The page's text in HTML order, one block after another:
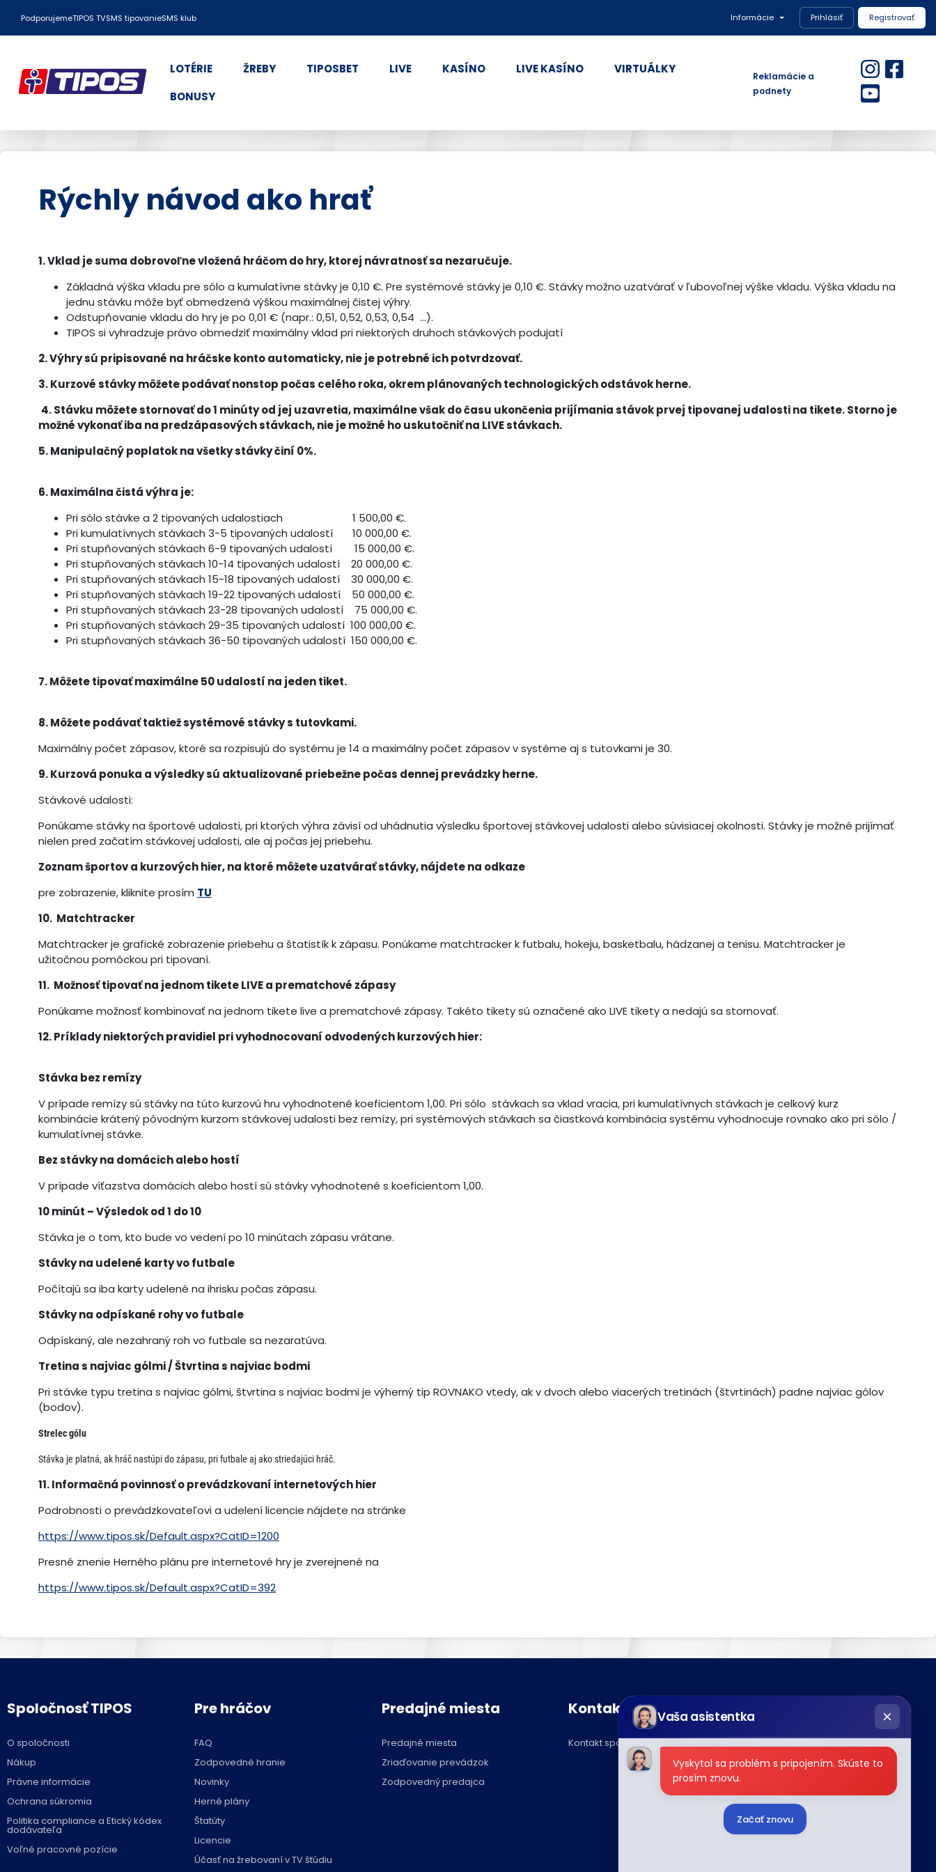
PodporujemeTIPOS TVSMS tipovanieSMS klub Informácie Prihlásiť Registrovať
LOTÉRIE ŽREBY TIPOSBET LIVE KASÍNO LIVE KASÍNO
VIRTUÁLKY
BONUSY
Reklamácie a
podnety
Rýchly návod ako hrať
1. Vklad je suma dobrovoľne vložená hráčom do hry, ktorej návratnosť sa nezaručuje.
Základná výška vkladu pre sólo a kumulatívne stávky je 0,10 €. Pre systémové stávky je 0,10 €. Stávky možno uzatvárať v ľubovoľnej výške vkladu. Výška vkladu na
jednu stávku môže byť obmedzená výškou maximálnej čistej výhry.
Odstupňovanie vkladu do hry je po 0,01 € (napr.: 0,51, 0,52, 0,53, 0,54 ...).
TIPOS si vyhradzuje právo obmedziť maximálny vklad pri niektorých druhoch stávkových podujatí
2. Výhry sú pripisované na hráčske konto automaticky, nie je potrebné ich potvrdzovať.
3. Kurzové stávky môžete podávať nonstop počas celého roka, okrem plánovaných technologických odstávok herne.
4. Stávku môžete stornovať do 1 minúty od jej uzavretia, maximálne však do času ukončenia prijímania stávok prvej tipovanej udalosti na tikete. Storno je
možné vykonať iba na predzápasových stávkach, nie je možné ho uskutočniť na LIVE stávkach.
5. Manipulačný poplatok na všetky stávky činí 0%.
6. Maximálna čistá výhra je:
Pri sólo stávke a 2 tipovaných udalostiach 1 500,00 €.
Pri kumulatívnych stávkach 3-5 tipovaných udalostí 10 000,00 €.
Pri stupňovaných stávkach 6-9 tipovaných udalostí 15 000,00 €.
Pri stupňovaných stávkach 10-14 tipovaných udalostí 20 000,00 €.
Pri stupňovaných stávkach 15-18 tipovaných udalostí 30 000,00 €.
Pri stupňovaných stávkach 19-22 tipovaných udalostí 50 000,00 €.
Pri stupňovaných stávkach 23-28 tipovaných udalostí 75 000,00 €.
Pri stupňovaných stávkach 29-35 tipovaných udalostí 100 000,00 €.
Pri stupňovaných stávkach 36-50 tipovaných udalostí 150 000,00 €.
7. Môžete tipovať maximálne 50 udalostí na jeden tiket.
8. Môžete podávať taktiež systémové stávky s tutovkami.
Maximálny počet zápasov, ktoré sa rozpisujú do systému je 14 a maximálny počet zápasov v systéme aj s tutovkami je 30.
9. Kurzová ponuka a výsledky sú aktualizované priebežne počas dennej prevádzky herne.
Stávkové udalosti:
Ponúkame stávky na športové udalosti, pri ktorých výhra závisí od uhádnutia výsledku športovej stávkovej udalosti alebo súvisiacej okolnosti. Stávky je možné prijímať
nielen pred začatím stávkovej udalosti, ale aj počas jej priebehu.
Zoznam športov a kurzových hier, na ktoré môžete uzatvárať stávky, nájdete na odkaze
pre zobrazenie, kliknite prosím TU
10. Matchtracker
Matchtracker je grafické zobrazenie priebehu a štatistík k zápasu. Ponúkame matchtracker k futbalu, hokeju, basketbalu, hádzanej a tenisu. Matchtracker je
užitočnou pomôckou pri tipovaní.
11. Možnosť tipovať na jednom tikete LIVE a prematchové zápasy
Ponúkame možnosť kombinovať na jednom tikete live a prematchové zápasy. Takéto tikety sú označené ako LIVE tikety a nedajú sa stornovať.
12. Príklady niektorých pravidiel pri vyhodnocovaní odvodených kurzových hier:
Stávka bez remízy
V prípade remízy sú stávky na túto kurzovú hru vyhodnotené koeficientom 1,00. Pri sólo stávkach sa vklad vracia, pri kumulatívnych stávkach je celkový kurz
kombinácie krátený pôvodným kurzom stávkovej udalosti bez remízy, pri systémových stávkach sa čiastková kombinácia systému vyhodnocuje rovnako ako pri sólo /
kumulatívnej stávke.
Bez stávky na domácich alebo hostí
V prípade víťazstva domácich alebo hostí sú stávky vyhodnotené s koeficientom 1,00.
10 minút – Výsledok od 1 do 10
Stávka je o tom, kto bude vo vedení po 10 minútach zápasu vrátane.
Stávky na udelené karty vo futbale
Počítajú sa iba karty udelené na ihrisku počas zápasu.
Stávky na odpískané rohy vo futbale
Odpískaný, ale nezahraný roh vo futbale sa nezaratúva.
Tretina s najviac gólmi / Štvrtina s najviac bodmi
Pri stávke typu tretina s najviac gólmi, štvrtina s najviac bodmi je výherný tip ROVNAKO vtedy, ak v dvoch alebo viacerých tretinách (štvrtinách) padne najviac gólov
(bodov).
Strelec gólu
Stávka je platná, ak hráč nastúpi do zápasu, pri futbale aj ako striedajúci hráč.
11. Informačná povinnosť o prevádzkovaní internetových hier
Podrobnosti o prevádzkovateľovi a udelení licencie nájdete na stránke
https://www.tipos.sk/Default.aspx?CatID=1200
Presné znenie Herného plánu pre internetové hry je zverejnené na
https://www.tipos.sk/Default.aspx?CatID=392
Spoločnosť TIPOS
O spoločnosti
Nákup
Právne informácie
Ochrana súkromia
Politika compliance a Etický kódex
dodávateľa
Voľné pracovné pozície
Pre hráčov
FAQ
Zodpovedné hranie
Novinky
Herné plány
Štatúty
Licencie
Účasť na žrebovaní v TV štúdiu
Predajné miesta
Predajné miesta
Zriaďovanie prevádzok
Zodpovedný predajca
Kontakt
Kontakt spoločnosti
Radi vám pomôžeme
18177
podnety@tipos.sk
Vaša asistentka
Chatbot píše
Vyskytol sa problém s pripojením. Skúste to
prosím znovu.
Začať znovu